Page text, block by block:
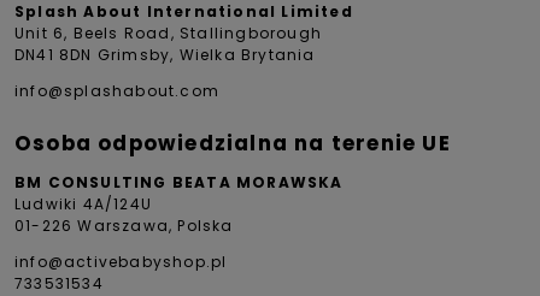
Splash About International Limited
Unit 6, Beels Road, Stallingborough
DN41 8DN Grimsby, Wielka Brytania
info@splashabout.com
Osoba odpowiedzialna na terenie UE
BM CONSULTING BEATA MORAWSKA
Ludwiki 4A/124U
01-226 Warszawa, Polska
info@activebabyshop.pl
733531534